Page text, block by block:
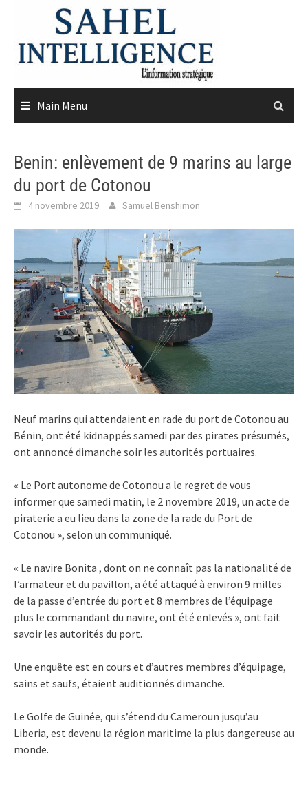
content
Main Menu
Benin: enlèvement de 9 marins au large
du port de Cotonou
4 novembre 2019 Samuel Benshimon
Neuf marins qui attendaient en rade du port de Cotonou au
Bénin, ont été kidnappés samedi par des pirates présumés,
ont annoncé dimanche soir les autorités portuaires.
« Le Port autonome de Cotonou a le regret de vous
informer que samedi matin, le 2 novembre 2019, un acte de
piraterie a eu lieu dans la zone de la rade du Port de
Cotonou », selon un communiqué.
« Le navire Bonita , dont on ne connaît pas la nationalité de
l’armateur et du pavillon, a été attaqué à environ 9 milles
de la passe d’entrée du port et 8 membres de l’équipage
plus le commandant du navire, ont été enlevés », ont fait
savoir les autorités du port.
Une enquête est en cours et d’autres membres d’équipage,
sains et saufs, étaient auditionnés dimanche.
Le Golfe de Guinée, qui s’étend du Cameroun jusqu’au
Liberia, est devenu la région maritime la plus dangereuse au
monde.